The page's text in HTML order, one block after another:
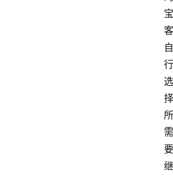
宝
客
自
行
选
择
所
需
要
继